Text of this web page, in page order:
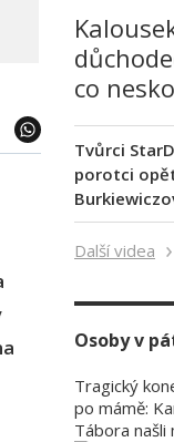
co
Tvůrci
porotci
Další videa
Osoby v
Tragický
po mámě:
Tábora našli